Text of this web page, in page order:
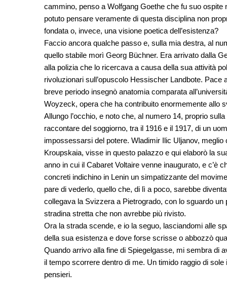
cammino, penso a Wolfgang Goethe che fu suo
potuto pensare veramente di questa disciplina non
fondata o, invece, una visione poetica dell’esistenza?
Faccio ancora qualche passo e, sulla mia destra, al
quello stabile morì Georg Büchner. Era arrivato dalla
alla polizia che lo ricercava a causa della sua attività
rivoluzionari sull’opuscolo Hessischer Landbote.
breve periodo insegnò anatomia comparata
Woyzeck, opera che ha contribuito enormemente allo
Allungo l’occhio, e noto che, al numero 14, proprio
raccontare del soggiorno, tra il 1916 e il 1917, di un
impossessarsi del potere. Wladimir Ilic Uljanov,
Kroupskaia, visse in questo palazzo e qui elaborò la
anno in cui il Cabaret Voltaire venne inaugurato, e c’è
concreti indichino in Lenin un simpatizzante del
pare di vederlo, quello che, di lì a poco, sarebbe
collegava la Svizzera a Pietrogrado, con lo sguardo un
stradina stretta che non avrebbe più rivisto.
Ora la strada scende, e io la seguo, lasciandomi alle
della sua esistenza e dove forse scrisse o abbozzò
Quando arrivo alla fine di Spiegelgasse, mi sembra di
il tempo scorrere dentro di me. Un timido raggio di
pensieri.